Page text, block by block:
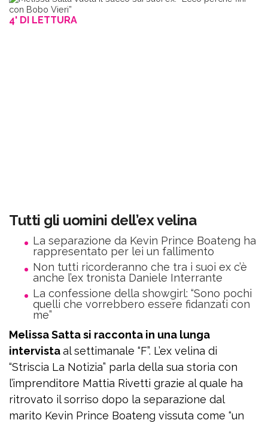
4' DI LETTURA
Tutti gli uomini dell’ex velina
La separazione da Kevin Prince Boateng ha
rappresentato per lei un fallimento
Non tutti ricorderanno che tra i suoi ex c’è
anche l’ex tronista Daniele Interrante
La confessione della showgirl: “Sono pochi
quelli che vorrebbero essere fidanzati con
me”
Melissa Satta si racconta in una lunga
intervistaal settimanale “F”. L’ex velina di
“Striscia La Notizia” parla della sua storia con
l’imprenditore Mattia Rivetti grazie al quale ha
ritrovato il sorriso dopo la separazione dal
marito Kevin Prince Boateng vissuta come “un